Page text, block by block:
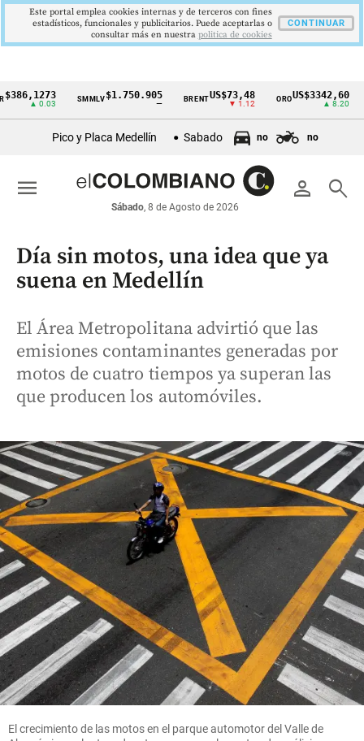
Cintillo
económicos
Colombia
▲ 0.03
SMMLV$1.750.905 BRENT US$73,48
▼ 1.12
ORO US$3342,60
Pico y Placa Medellín Sabado no no
person search
Sábado, 8 de Agosto de 2026
menu
Día sin motos, una idea que ya
suena en Medellín
El Área Metropolitana advirtió que las
emisiones contaminantes generadas por
motos de cuatro tiempos ya superan las
que producen los automóviles.
El crecimiento de las motos en el parque automotor del Valle de
Este portal emplea cookies internas y de terceros con fines
estadísticos, funcionales y publicitarios. Puede aceptarlas o
consultar más en nuestra politica de cookies
CONTINUAR